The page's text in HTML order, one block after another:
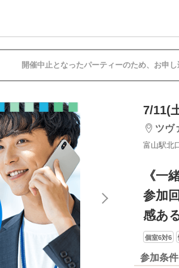
開催中止となったパーティーのため、お申し
7/11(
ツヴ
富山駅北
《一
参加
感あ
個室6対6
参加条件